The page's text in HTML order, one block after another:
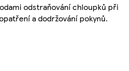
odstraňování chloupků při
a dodržování pokynů.